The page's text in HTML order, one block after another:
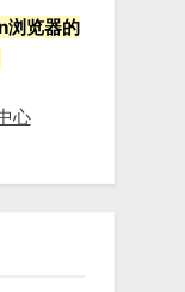
浏览器的
心